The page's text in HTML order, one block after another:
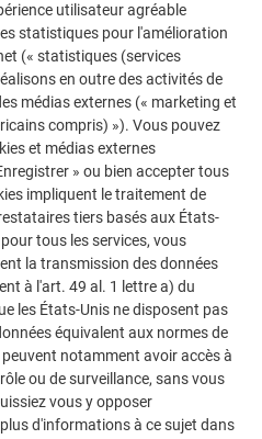
utilisateur agréable
statistiques pour l'amélioration
(« statistiques (services
en outre des activités de
médias externes (« marketing et
compris) »). Vous pouvez
et médias externes
» ou bien accepter tous
impliquent le traitement de
tiers basés aux États-
tous les services, vous
la transmission des données
à l'art. 49 al. 1 lettre a) du
les États-Unis ne disposent pas
équivalent aux normes de
notamment avoir accès à
ou de surveillance, sans vous
vous y opposer
d'informations à ce sujet dans